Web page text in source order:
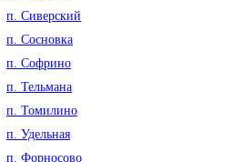
п. Сиверский
п. Сосновка
п. Софрино
п. Тельмана
п. Томилино
п. Удельная
п. Форносово